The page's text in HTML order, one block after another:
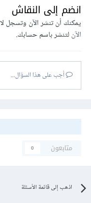
انضم إلى النقاش
يمكنك أن تنشر الآن وتسجل
الآنلتنشر باسم حسابك.
أجب على هذا السؤال...
متابعون
0
اذهب إلى قائمة الأسئلة